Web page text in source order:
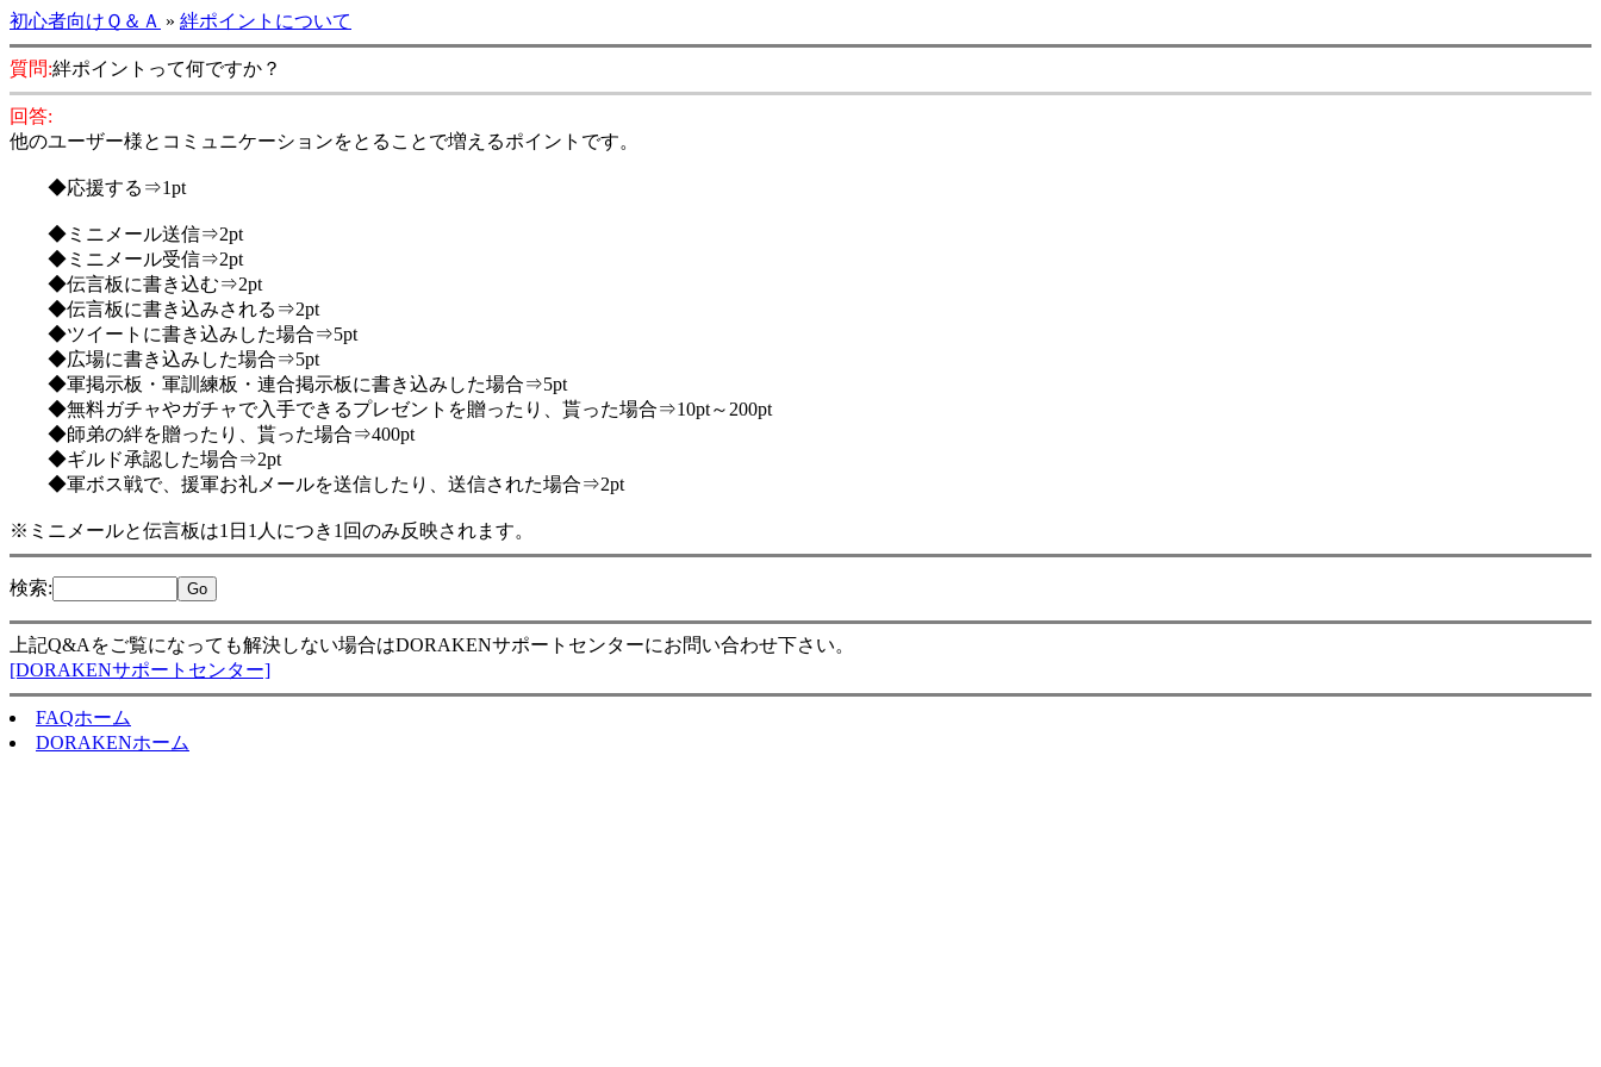
初心者向けＱ＆Ａ » 絆ポイントについて
質問:絆ポイントって何ですか？
回答:
他のユーザー様とコミュニケーションをとることで増えるポイントです。
◆応援する⇒1pt
◆ミニメール送信⇒2pt
◆ミニメール受信⇒2pt
◆伝言板に書き込む⇒2pt
◆伝言板に書き込みされる⇒2pt
◆ツイートに書き込みした場合⇒5pt
◆広場に書き込みした場合⇒5pt
◆軍掲示板・軍訓練板・連合掲示板に書き込みした場合⇒5pt
◆無料ガチャやガチャで入手できるプレゼントを贈ったり、貰った場合⇒10pt～200pt
◆師弟の絆を贈ったり、貰った場合⇒400pt
◆ギルド承認した場合⇒2pt
◆軍ボス戦で、援軍お礼メールを送信したり、送信された場合⇒2pt
※ミニメールと伝言板は1日1人につき1回のみ反映されます。
検索:
上記Q&Aをご覧になっても解決しない場合はDORAKENサポートセンターにお問い合わせ下さい。
[DORAKENサポートセンター]
FAQホーム
DORAKENホーム